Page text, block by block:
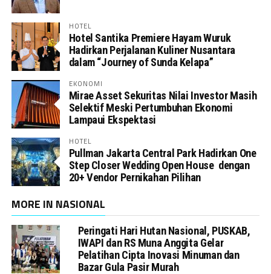
HOTEL
Hotel Santika Premiere Hayam Wuruk
Hadirkan Perjalanan Kuliner Nusantara
dalam “Journey of Sunda Kelapa”
EKONOMI
Mirae Asset Sekuritas Nilai Investor Masih
Selektif Meski Pertumbuhan Ekonomi
Lampaui Ekspektasi
HOTEL
Pullman Jakarta Central Park Hadirkan One
Step Closer Wedding Open House dengan
20+ Vendor Pernikahan Pilihan
MORE IN NASIONAL
Peringati Hari Hutan Nasional, PUSKAB,
IWAPI dan RS Muna Anggita Gelar
Pelatihan Cipta Inovasi Minuman dan
Bazar Gula Pasir Murah